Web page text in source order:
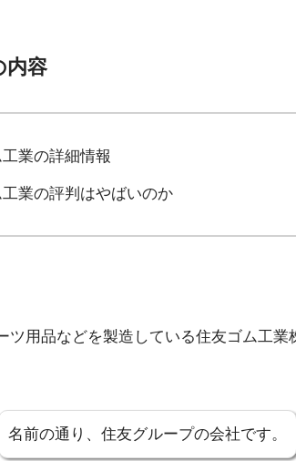
内容
業の詳細情報
業の評判はやばいのか
ツ用品などを製造している住友ゴム工業
名前の通り、住友グループの会社です。